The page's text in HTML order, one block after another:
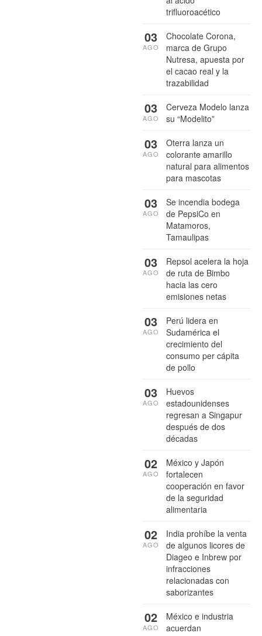
trifluoroacético
Chocolate Corona,
marca de Grupo
Nutresa, apuesta por
el cacao real y la
trazabilidad
03
AGO
Cerveza Modelo lanza
su “Modelito”
03
AGO
Oterra lanza un
colorante amarillo
natural para alimentos
para mascotas
03
AGO
Se incendia bodega
de PepsiCo en
Matamoros,
Tamaulipas
03
AGO
Repsol acelera la hoja
de ruta de Bimbo
hacia las cero
emisiones netas
03
AGO
Perú lidera en
Sudamérica el
crecimiento del
consumo per cápita
de pollo
03
AGO
Huevos
estadounidenses
regresan a Singapur
después de dos
décadas
03
AGO
México y Japón
fortalecen
cooperación en favor
de la seguridad
alimentaria
02
AGO
India prohíbe la venta
de algunos licores de
Diageo e Inbrew por
infracciones
relacionadas con
saborizantes
02
AGO
México e industria
acuerdan
02
AGO